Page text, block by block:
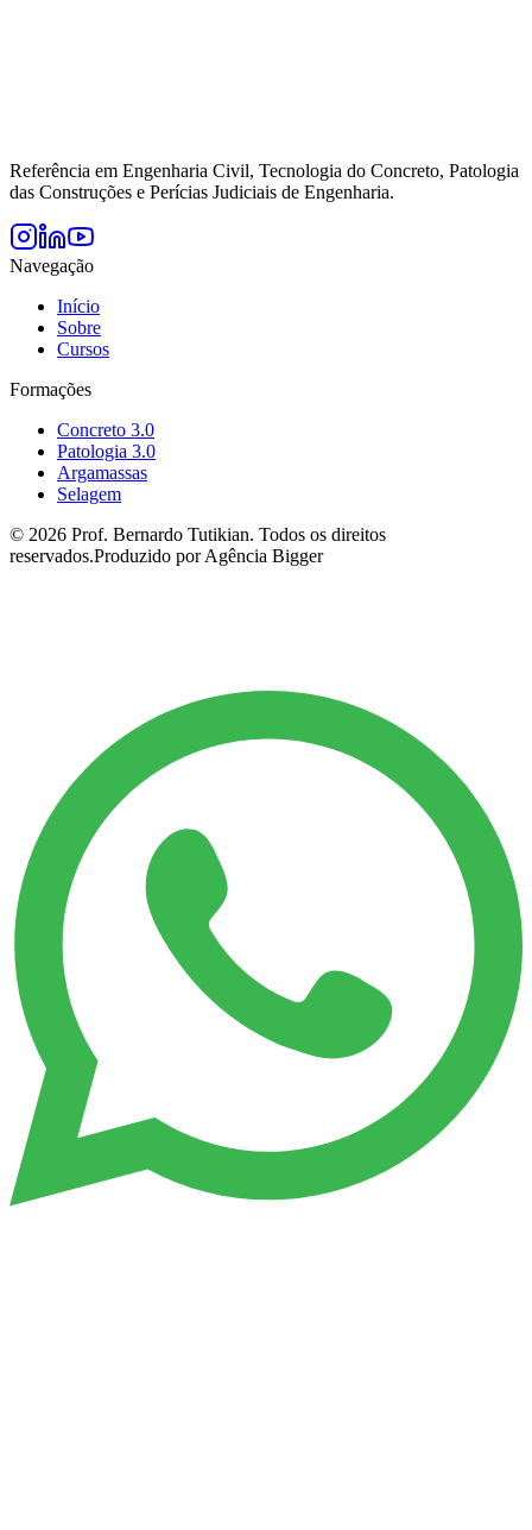
Referência em Engenharia Civil, Tecnologia do Concreto, Patologia
das Construções e Perícias Judiciais de Engenharia.
Navegação
Início
Sobre
Cursos
Formações
Concreto 3.0
Patologia 3.0
Argamassas
Selagem
© 2026 Prof. Bernardo Tutikian. Todos os direitos
reservados.Produzido por Agência Bigger